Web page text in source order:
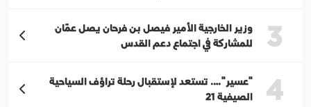
3
وزير الخارجية الأمير فيصل بن فرحان يصل عمّان
للمشاركة في اجتماع دعم القدس
4
"عسير"…. تستعد لإستقبال رحلة تراؤف السياحية
الصيفية 21